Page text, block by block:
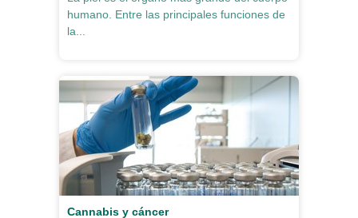
humano. Entre las principales funciones de
la...
Cannabis y cáncer